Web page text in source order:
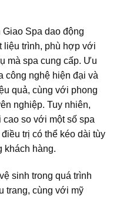
Spa dao động
liệu trình, phù hợp với
mà spa cung cấp. Ưu
công nghệ hiện đại và
quả, cùng với phong
nghiệp. Tuy nhiên,
so với một số spa
trị có thể kéo dài tùy
khách hàng.
sinh trong quá trình
trang, cùng với mỹ